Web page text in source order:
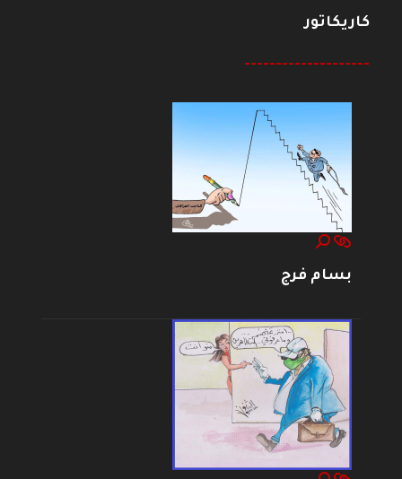
كاريكاتور
--------------------
بسام فرج